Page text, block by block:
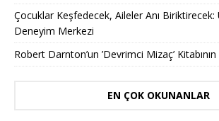
Çocuklar Keşfedecek, Aileler Anı
Deneyim Merkezi
Robert Darnton’un ’Devrimci Mizaç’
EN ÇOK OKUNANLAR